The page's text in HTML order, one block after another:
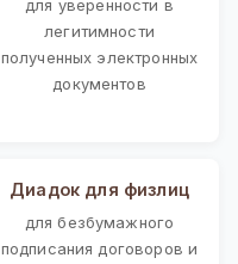
для уверенности в
легитимности
полученных электронных
документов
Диадок для физлиц
для безбумажного
подписания договоров и